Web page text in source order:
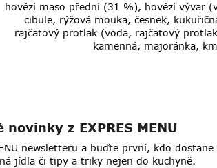
hovězí maso přední (31 %), hovězí vývar
cibule, rýžová mouka, česnek,
rajčatový protlak (voda, rajčatový
kamenná, majoránka,
z EXPRES MENU
newsletteru a buďte první, kdo dostane
jídla či tipy a triky nejen do kuchyně.